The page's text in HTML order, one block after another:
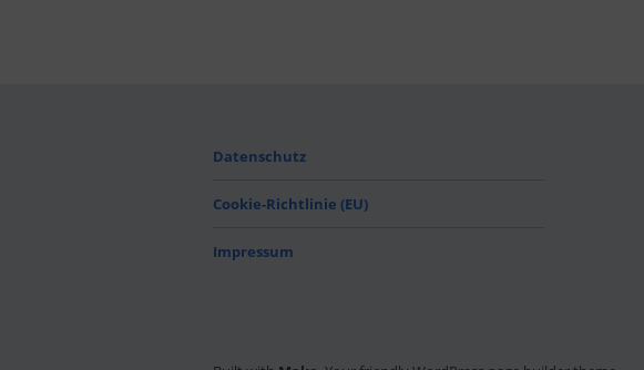
Datenschutz
Cookie-Richtlinie (EU)
Impressum